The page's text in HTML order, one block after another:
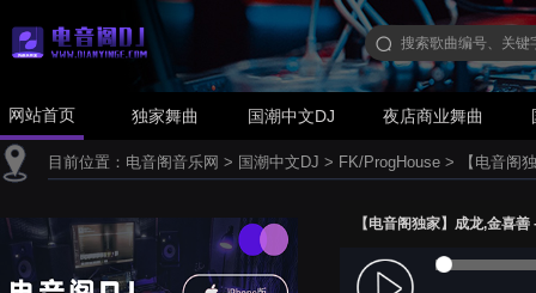
网站首页 独家舞曲 国潮中文DJ 夜店商业舞曲
目前位置： 电音阁音乐网 > 国潮中文DJ > FK/ProgHouse > 【电音阁
【电音阁独家】成龙,金喜